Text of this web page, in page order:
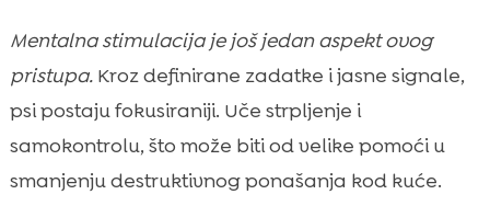
Mentalna stimulacija je još jedan aspekt ovog
pristupa.Kroz definirane zadatke i jasne signale,
psi postaju fokusiraniji. Uče strpljenje i
samokontrolu, što može biti od velike pomoći u
smanjenju destruktivnog ponašanja kod kuće.